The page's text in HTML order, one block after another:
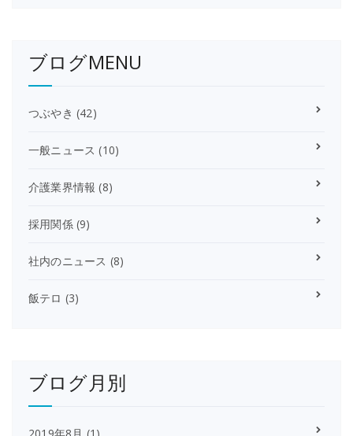
ブログMENU
つぶやき (42)
一般ニュース (10)
介護業界情報 (8)
採用関係(9)
社内のニュース (8)
飯テロ (3)
ブログ月別